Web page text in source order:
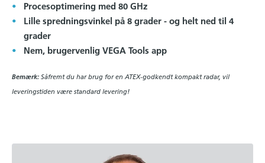
Procesoptimering med 80 GHz
Lille spredningsvinkel på 8 grader - og helt ned til 4
grader
Nem, brugervenlig VEGA Tools app
Bemærk: Såfremt du har brug for en ATEX-godkendt kompakt radar, vil
leveringstiden være standard levering!